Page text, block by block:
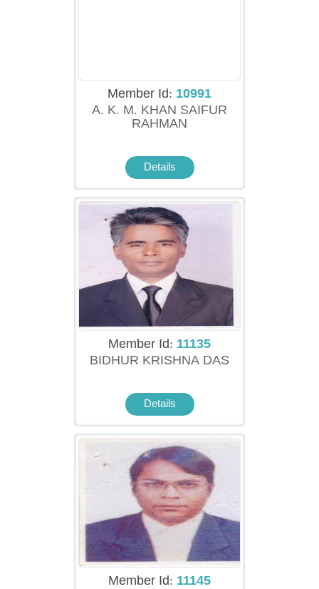
Member Id: 10991
A. K. M. KHAN SAIFUR
RAHMAN
Details
Member Id: 11135
BIDHUR KRISHNA DAS
Details
Member Id: 11145